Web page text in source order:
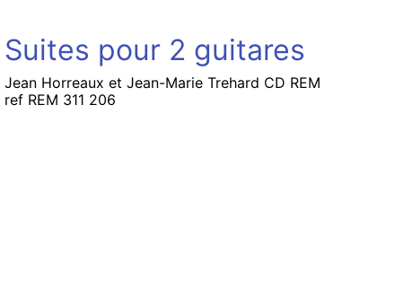
Suites pour 2 guitares
Jean Horreaux et Jean-Marie Trehard CD REM
ref REM 311 206